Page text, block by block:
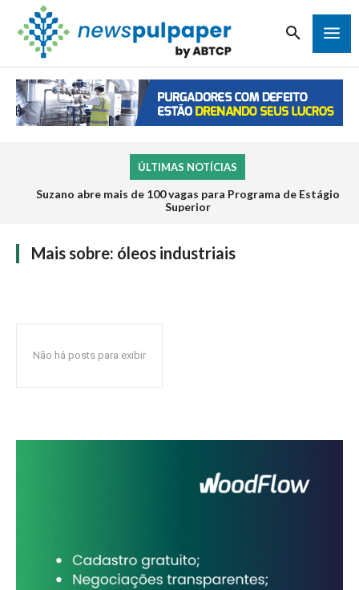
ÚLTIMAS NOTÍCIAS
Suzano abre mais de 100 vagas para Programa de Estágio
Superior
Mais sobre: óleos industriais
Não há posts para exibir